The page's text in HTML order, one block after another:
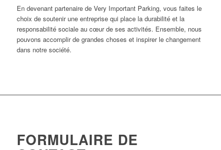
En devenant partenaire de Very Important Parking, vous faites le
choix de soutenir une entreprise qui place la durabilité et la
responsabilité sociale au cœur de ses activités. Ensemble, nous
pouvons accomplir de grandes choses et inspirer le changement
dans notre société.
FORMULAIRE DE